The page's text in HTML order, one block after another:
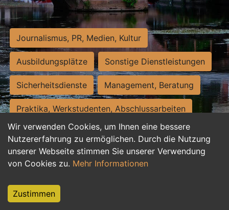
Wir verwenden Cookies, um Ihnen eine bessere
Nutzererfahrung zu ermöglichen. Durch die Nutzung
unserer Webseite stimmen Sie unserer Verwendung
von Cookies zu. Mehr Informationen
Zustimmen
Journalismus, PR, Medien, Kultur
Ausbildungsplätze Sonstige Dienstleistungen
Sicherheitsdienste Management, Beratung
Praktika, Werkstudenten, Abschlussarbeiten
Personalwesen Assistenz, Sekretariat
Hilfskräfte, Aushilfs- und Nebenjobs
Weiterbildung, Studium, duale Ausbildung